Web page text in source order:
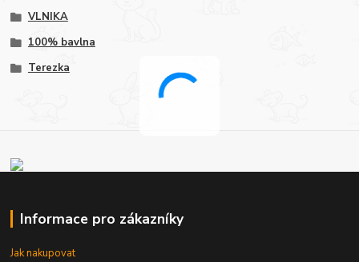
VLNIKA
100% bavlna
Terezka
Informace pro zákazníky
Jak nakupovat